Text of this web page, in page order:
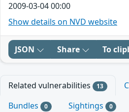
2009-03-04 00:00
Show details on NVD website
JSON Share To
Related vulnerabilities 13
Bundles 0 Sightings 0